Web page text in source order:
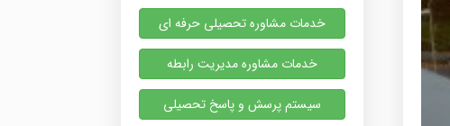
خدمات مشاوره تحصیلی حرفه ای
خدمات مشاوره مدیریت رابطه
سیستم پرسش و پاسخ تحصیلی